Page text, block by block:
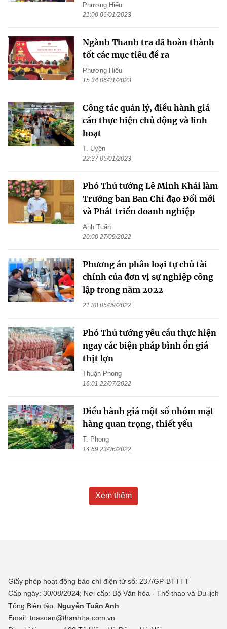
Phương Hiếu
21:00 06/01/2023
Ngành Thanh tra đã hoàn thành
tốt các mục tiêu đề ra
Phương Hiếu
15:34 06/01/2023
Công tác quản lý, điều hành giá
cần thực hiện chủ động và linh
hoạt
T. Uyên
22:37 05/01/2023
Phó Thủ tướng Lê Minh Khái làm
Trưởng ban Ban Chỉ đạo Đổi mới
và Phát triển doanh nghiệp
Anh Tuấn
20:00 27/09/2022
Phương án phân loại tự chủ tài
chính của đơn vị sự nghiệp công
lập trong năm 2022
21:38 05/09/2022
Phó Thủ tướng yêu cầu thực hiện
ngay các biện pháp bình ổn giá
thịt lợn
Thuận Phong
16:01 22/07/2022
Điều hành giá một số nhóm mặt
hàng quan trọng, thiết yếu
T. Phong
14:59 23/06/2022
Xem thêm
Giấy phép hoạt động báo chí điện tử số: 237/GP-BTTTT
Cấp ngày: 30/08/2024; Nơi cấp: Bộ Văn hóa - Thể thao và Du lịch
Tổng Biên tập: Nguyễn Tuấn Anh
Email: toasoan@thanhtra.com.vn